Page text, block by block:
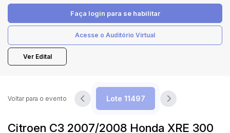
Faça login para se habilitar
Acesse o Auditório Virtual
Ver Edital
Citroen C3 2007/2008 Honda XRE 300
Voltar para o evento